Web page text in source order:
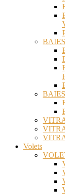
Volets